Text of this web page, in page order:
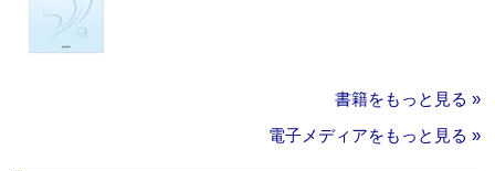
書籍をもっと見る »
電子メディアをもっと見る »